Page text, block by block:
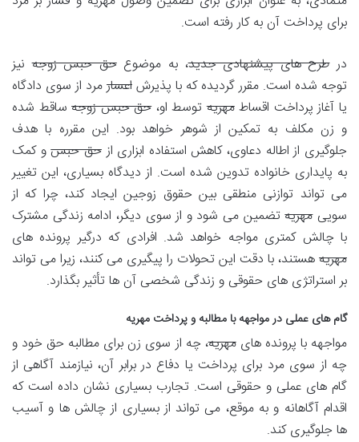
برای پرداخت آن به کار رفته است.
درطرح های پیشنهادی جدید، به موضوعحق حبس زوجهنیز
توجه شده است. مقرر گردیده که با پذیرشاعسارمرد از سوی دادگاه
یا آغاز پرداخت اقساطمهریهتوسط او،حق حبس زوجهساقط شده
و زن مکلف به تمکین از شوهر خواهد بود. این مقرره با هدف
جلوگیری از اطاله دعاوی، کاهش استفاده ابزاری ازحق حبسو کمک
به پایداری خانواده تدوین شده است. از دیدگاه بسیاری، این تغییر
می تواند توازنی منطقی بین حقوق زوجین ایجاد کند، چرا که از
سوییمهریهتضمین می شود و از سوی دیگر، ادامه زندگی مشترک
با چالش کمتری مواجه خواهد شد. افرادی که درگیر پرونده های
مهریههستند، با دقت این تحولات را پیگیری می کنند، زیرا می تواند
بر استراتژی های حقوقی و زندگی شخصی آن ها تأثیر بگذارد.
گام های عملی در مواجهه با مطالبه و پرداخت مهریه
مواجهه با پرونده هایمهریه، چه از سوی زن برای مطالبه حق خود و
چه از سوی مرد برای پرداخت یا دفاع در برابر آن، نیازمند آگاهی از
گام های عملی و حقوقی است. تجارب بسیاری نشان داده است که
اقدام آگاهانه و به موقع، می تواند از بسیاری از چالش ها و آسیب
ها جلوگیری کند.